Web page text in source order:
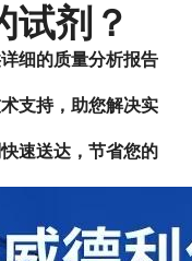
试剂？
细的质量分析报告
支持，助您解决实
速送达，节省您的